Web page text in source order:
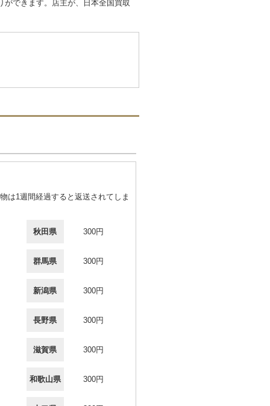
できます。店主が、日本全国買取
は1週間経過すると返送されてしま
秋田県 300円
群馬県 300円
新潟県 300円
長野県 300円
滋賀県 300円
和歌山県 300円